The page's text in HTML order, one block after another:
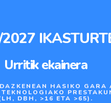
Urritik ekainera
HASIKO GARA
DBH, >16 ETA >65).